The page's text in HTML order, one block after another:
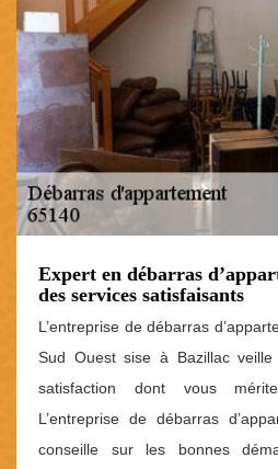
Expert en débarras
des services satisfaisants
L’entreprise de débarras
Sud Ouest sise à Bazillac
satisfaction dont vous
L’entreprise de débarras
conseille sur les bonnes